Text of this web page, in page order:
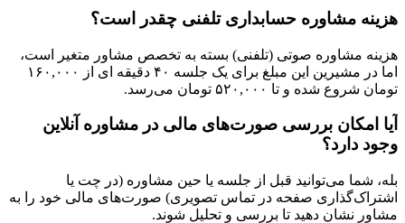
هزینه مشاوره حسابداری تلفنی چقدر است؟
هزینه مشاوره صوتی (تلفنی) بسته به تخصص مشاور متغیر است،
اما در مشیرین این مبلغ برای یک جلسه ۴۰ دقیقه ای از ۱۶۰,۰۰۰
تومان شروع شده و تا ۵۲۰,۰۰۰ تومان می‌رسد.
آیا امکان بررسی صورت‌های مالی در مشاوره آنلاین
وجود دارد؟
بله، شما می‌توانید قبل از جلسه یا حین مشاوره (در چت یا
اشتراک‌گذاری صفحه در تماس تصویری) صورت‌های مالی خود را به
مشاور نشان دهید تا بررسی و تحلیل شوند.